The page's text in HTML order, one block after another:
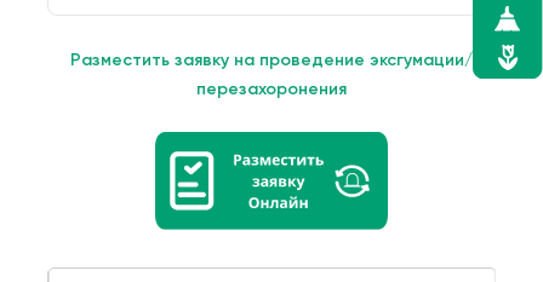
Разместить заявку на проведение эксгумации/
перезахоронения